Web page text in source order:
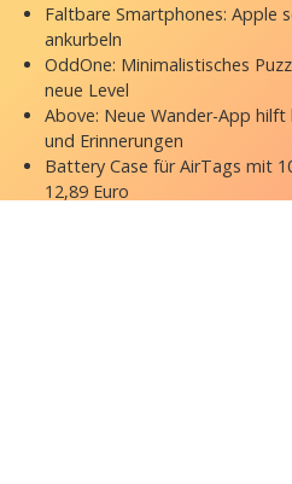
Faltbare Smartphones: Apple
ankurbeln
OddOne: Minimalistisches
neue Level
Above: Neue Wander-App
und Erinnerungen
Battery Case für AirTags mit
12,89 Euro